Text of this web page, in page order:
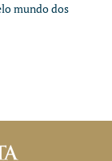
mundo dos